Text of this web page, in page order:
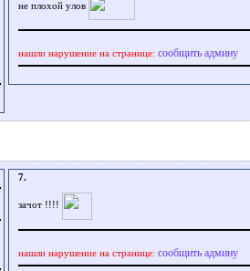
не плохой улов
нашли нарушение на странице: сообщить админу
7.
зачот !!!!
нашли нарушение на странице: сообщить админу